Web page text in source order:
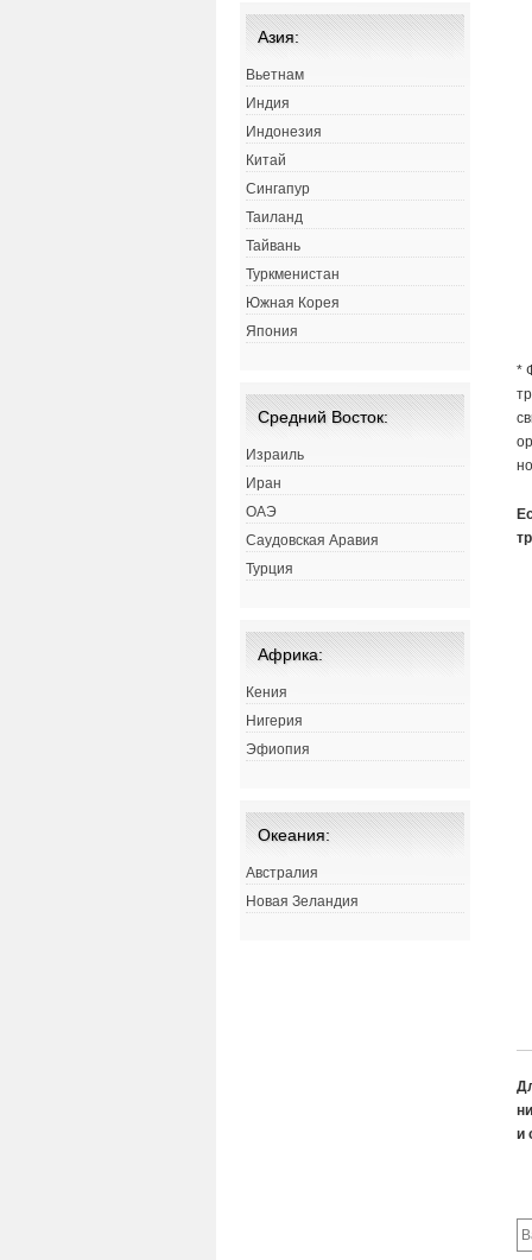
*
и
Азия:
Вьетнам
Индия
Индонезия
Китай
Сингапур
Таиланд
Тайвань
Туркменистан
Южная Корея
Япония
Средний Восток:
Израиль
Иран
ОАЭ
Саудовская Аравия
Турция
Африка:
Кения
Нигерия
Эфиопия
Океания:
Австралия
Новая Зеландия